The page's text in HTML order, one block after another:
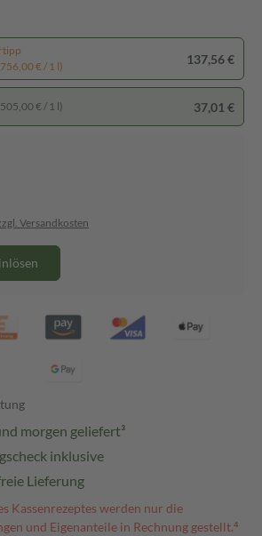
€ / 1 l)
137,56 €
€ / 1 l) 37,01 €
Versandkosten
morgen geliefert³
inklusive
Lieferung
Kassenrezeptes werden nur die
und Eigenanteile in Rechnung gestellt.⁴